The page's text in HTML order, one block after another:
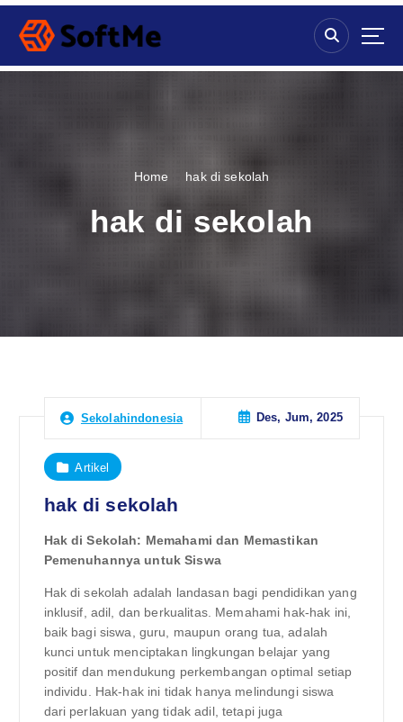
S
p
Home hak di sekolah
hak di sekolah
Sekolahindonesia Des, Jum, 2025
Artikel
hak di sekolah
Hak di Sekolah: Memahami dan Memastikan
Pemenuhannya untuk Siswa
Hak di sekolah adalah landasan bagi pendidikan yang
inklusif, adil, dan berkualitas. Memahami hak-hak ini,
baik bagi siswa, guru, maupun orang tua, adalah
kunci untuk menciptakan lingkungan belajar yang
positif dan mendukung perkembangan optimal setiap
individu. Hak-hak ini tidak hanya melindungi siswa
dari perlakuan yang tidak adil, tetapi juga